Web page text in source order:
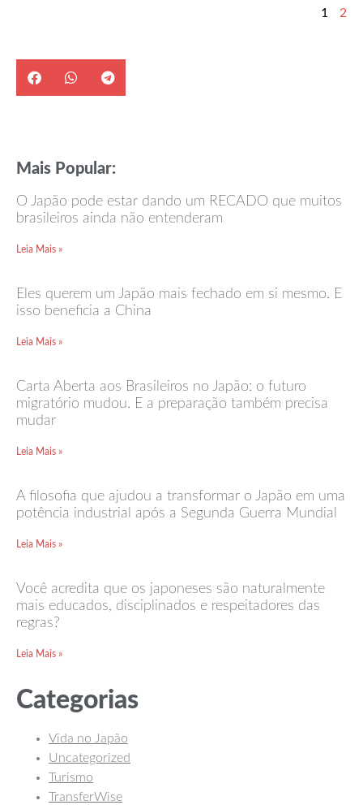
1 2
Mais Popular:
O Japão pode estar dando um RECADO que muitos
brasileiros ainda não entenderam
Leia Mais »
Eles querem um Japão mais fechado em si mesmo. E
isso beneficia a China
Leia Mais »
Carta Aberta aos Brasileiros no Japão: o futuro
migratório mudou. E a preparação também precisa
mudar
Leia Mais »
A filosofia que ajudou a transformar o Japão em uma
potência industrial após a Segunda Guerra Mundial
Leia Mais »
Você acredita que os japoneses são naturalmente
mais educados, disciplinados e respeitadores das
regras?
Leia Mais »
Categorias
Vida no Japão
Uncategorized
Turismo
TransferWise